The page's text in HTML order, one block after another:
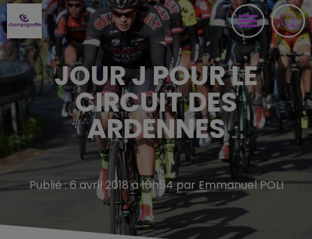
JOUR J POUR LE
CIRCUIT DES
ARDENNES
Publié : 6 avril 2018 à 10h54 par Emmanuel POLI